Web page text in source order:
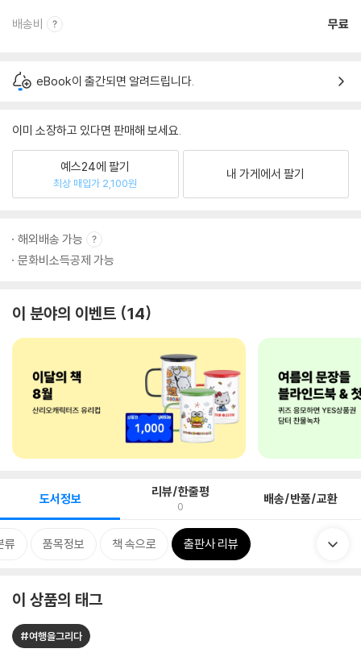
배송비 무료
eBook이 출간되면 알려드립니다.
이미 소장하고 있다면 판매해 보세요.
예스24에 팔기
최상 매입가 2,100원
내 가게에서 팔기
해외배송 가능
문화비소득공제 가능
이 분야의 이벤트 14
도서정보 리뷰/한줄평
0 배송/반품/교환
류 품목정보 책 속으로 출판사 리뷰
이 상품의 태그
#여행을그리다